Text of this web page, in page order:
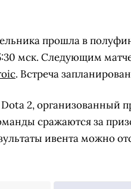
прошла в
мск. Следующим
. Встреча
Dota 2, организованный
сражаются за
ивента можно